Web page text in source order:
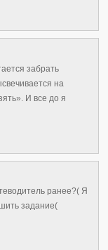
забрать
на
И все до я
ранее?( Я
задание(